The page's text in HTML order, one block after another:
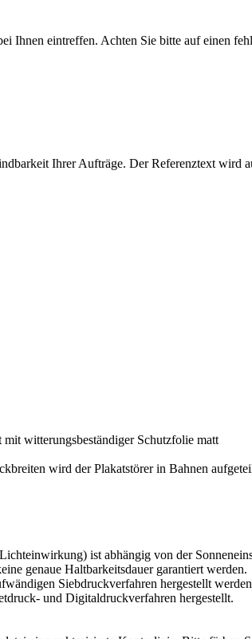
Ihnen eintreffen. Achten Sie bitte auf einen
Ihrer Aufträge. Der Referenztext wird
witterungsbeständiger Schutzfolie matt
wird der Plakatstörer in Bahnen
ist abhängig von der
genaue Haltbarkeitsdauer garantiert werden.
Siebdruckverfahren hergestellt
und Digitaldruckverfahren hergestellt.